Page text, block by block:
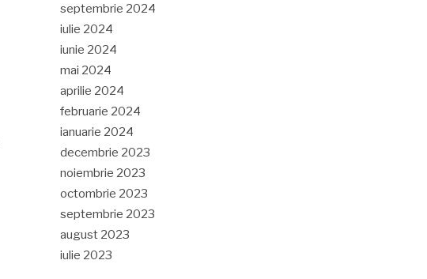
septembrie 2024
iulie 2024
iunie 2024
mai 2024
aprilie 2024
februarie 2024
ianuarie 2024
decembrie 2023
noiembrie 2023
octombrie 2023
septembrie 2023
august 2023
iulie 2023